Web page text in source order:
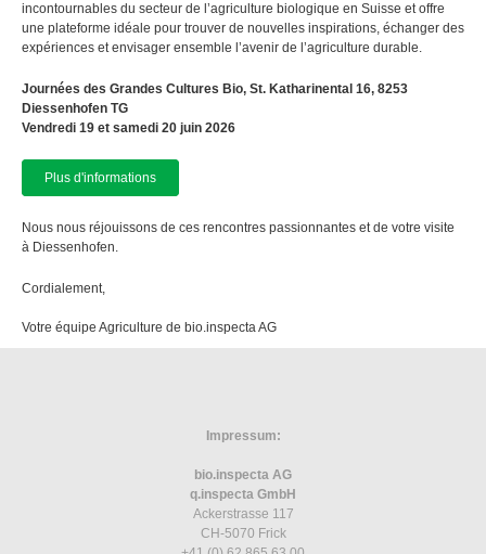
incontournables du secteur de l’agriculture biologique en Suisse et offre
une plateforme idéale pour trouver de nouvelles inspirations, échanger des
expériences et envisager ensemble l’avenir de l’agriculture durable.
Journées des Grandes Cultures Bio, St. Katharinental 16, 8253
Diessenhofen TG
Vendredi 19 et samedi 20 juin 2026
Plus d'informations
Nous nous réjouissons de ces rencontres passionnantes et de votre visite
à Diessenhofen.
Cordialement,
Votre équipe Agriculture de bio.inspecta AG
Impressum:
bio.inspecta AG
q.inspecta GmbH
Ackerstrasse 117
CH-5070 Frick